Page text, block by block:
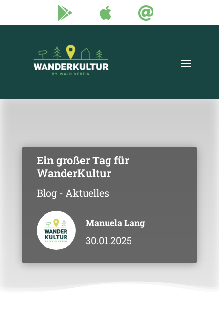
  
Ein großer Tag für
WanderKultur
Blog - Aktuelles
Manuela Lang
30.01.2025